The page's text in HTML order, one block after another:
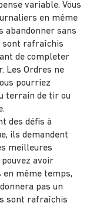
variable. Vous
en même
abandonner sans
sont rafraîchis
de completer
Les Ordres ne
pourriez
terrain de tir ou
des défis à
ils demandent
meilleures
avoir
en même temps,
pas un
sont rafraîchis